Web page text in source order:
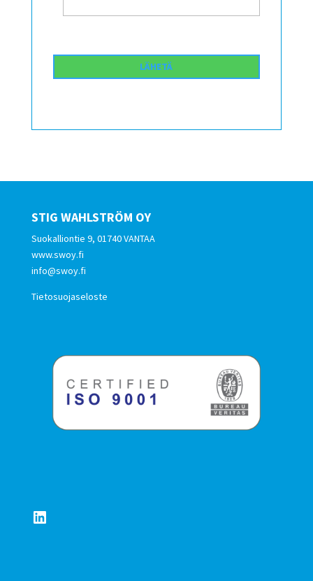
STIG WAHLSTRÖM OY
Suokalliontie 9, 01740 VANTAA
www.swoy.fi
info@swoy.fi
Tietosuojaseloste
LinkedIn